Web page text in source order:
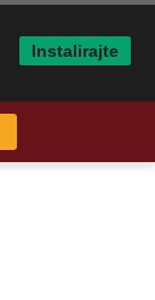
Instalirajte